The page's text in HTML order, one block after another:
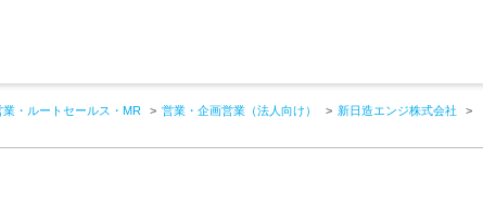
・ルートセールス・MR 営業・企画営業（法人向け） 新日造エンジ株式会社